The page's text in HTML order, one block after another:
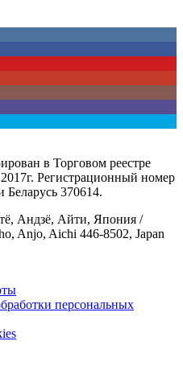
в Торговом реестре
Регистрационный номер
Беларусь 370614.
Андзё, Айти, Япония /
Anjo, Aichi 446-8502, Japan
персональных